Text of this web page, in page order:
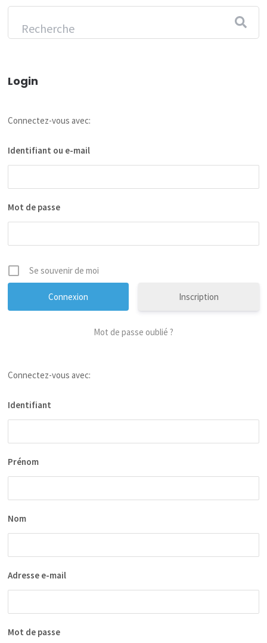
Login
Connectez-vous avec:
Identifiant ou e-mail
Mot de passe
Se souvenir de moi
Inscription
Mot de passe oublié ?
Connectez-vous avec:
Identifiant
Prénom
Nom
Adresse e-mail
Mot de passe